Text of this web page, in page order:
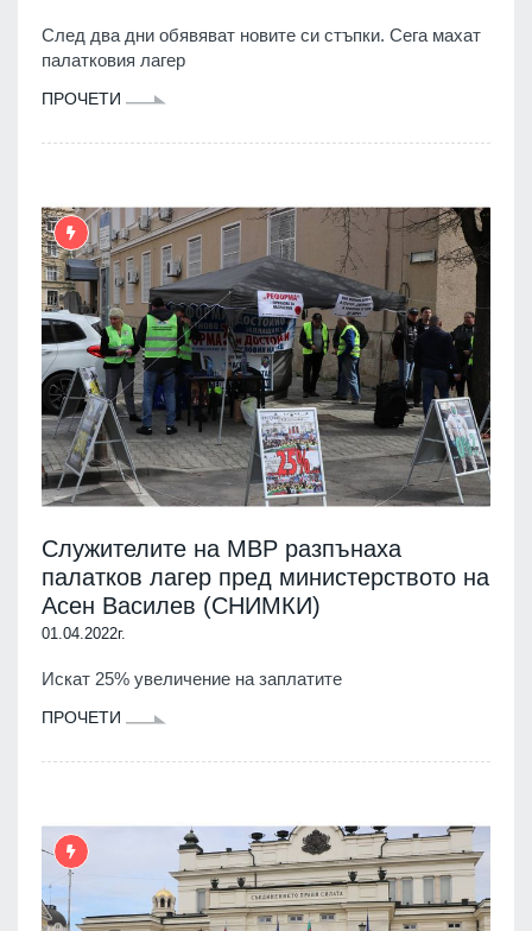
След два дни обявяват новите си стъпки. Сега махат
палатковия лагер
ПРОЧЕТИ
Служителите на МВР разпънаха
палатков лагер пред министерството на
Асен Василев (СНИМКИ)
01.04.2022г.
Искат 25% увеличение на заплатите
ПРОЧЕТИ